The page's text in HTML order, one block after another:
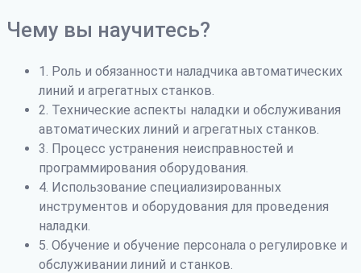
Чему вы научитесь?
1. Роль и обязанности наладчика автоматических
линий и агрегатных станков.
2. Технические аспекты наладки и обслуживания
автоматических линий и агрегатных станков.
3. Процесс устранения неисправностей и
программирования оборудования.
4. Использование специализированных
инструментов и оборудования для проведения
наладки.
5. Обучение и обучение персонала о регулировке и
обслуживании линий и станков.